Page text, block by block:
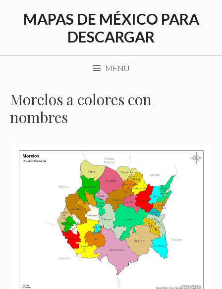
MAPAS DE MÉXICO PARA
DESCARGAR
MENU
Morelos a colores con
nombres